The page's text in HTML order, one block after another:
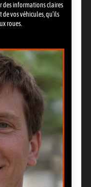
des informations claires
vos véhicules, qu’ils
roues.